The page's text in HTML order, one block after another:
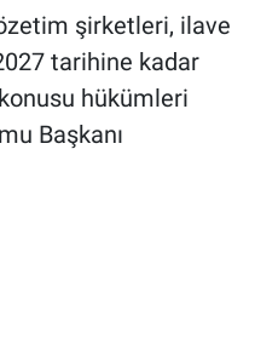
şirketleri, ilave
tarihine kadar
hükümleri
Başkanı